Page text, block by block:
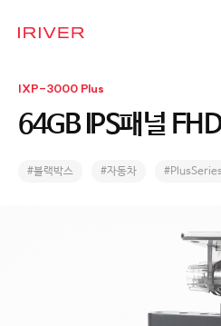
IRIVER
IXP-3000 Plus
64GB IPS패널
#블랙박스 #자동차 #PlusSeries